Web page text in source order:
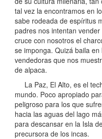
tal vez la encontramos en
sabe rodeada de espíritus
padres nos intentan
cruce con nosotros el
se imponga. Quizá baila
vendedoras que nos
de alpaca.
La Paz, El Alto, es el
mundo. Poco apropiado
peligroso para los que
hacia las aguas del lago
para descansar en la Isla
precursora de los incas.